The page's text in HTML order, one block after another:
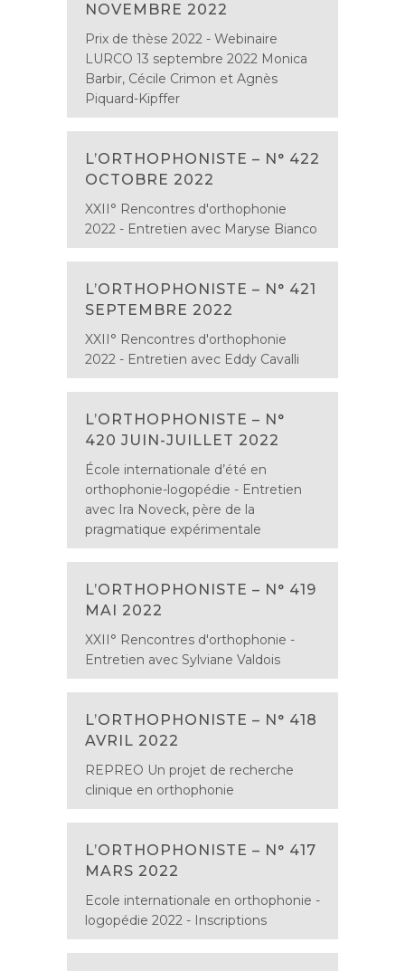
NOVEMBRE 2022
Prix de thèse 2022 - Webinaire
LURCO 13 septembre 2022 Monica
Barbir, Cécile Crimon et Agnès
Piquard-Kipffer
L’ORTHOPHONISTE – N° 422
OCTOBRE 2022
XXII° Rencontres d'orthophonie
2022 - Entretien avec Maryse Bianco
L’ORTHOPHONISTE – N° 421
SEPTEMBRE 2022
XXII° Rencontres d'orthophonie
2022 - Entretien avec Eddy Cavalli
L’ORTHOPHONISTE – N°
420 JUIN-JUILLET 2022
École internationale d’été en
orthophonie-logopédie - Entretien
avec Ira Noveck, père de la
pragmatique expérimentale
L’ORTHOPHONISTE – N° 419
MAI 2022
XXII° Rencontres d'orthophonie -
Entretien avec Sylviane Valdois
L’ORTHOPHONISTE – N° 418
AVRIL 2022
REPREO Un projet de recherche
clinique en orthophonie
L’ORTHOPHONISTE – N° 417
MARS 2022
Ecole internationale en orthophonie -
logopédie 2022 - Inscriptions